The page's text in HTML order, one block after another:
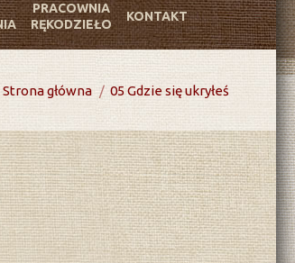
PRACOWNIA
RĘKODZIEŁO
KONTAKT
You are here:
Strona główna 05 Gdzie się ukryłeś